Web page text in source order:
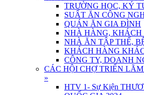
TRƯỜNG HỌC, KÝ
SUẤT ĂN CÔNG
QUÁN ĂN GIA ĐÌNH
NHÀ HÀNG, KHÁCH
NHÀ ĂN TẬP THỂ,
KHÁCH HÀNG
CÔNG TY, DOANH
CÁC HỘI CHỢ TRIỂN
»
HTV 1- Sự Kiện